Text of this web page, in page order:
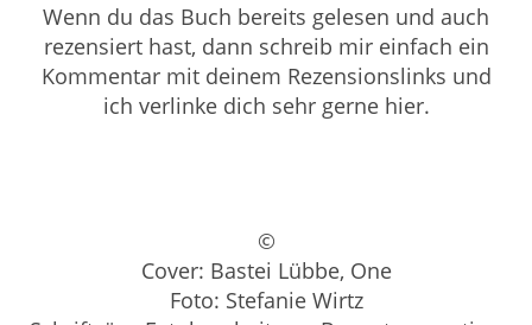
Wenn du das Buch bereits gelesen und auch
rezensiert hast, dann schreib mir einfach ein
Kommentar mit deinem Rezensionslinks und
ich verlinke dich sehr gerne hier.
©
Cover: Bastei Lübbe, One
Foto: Stefanie Wirtz